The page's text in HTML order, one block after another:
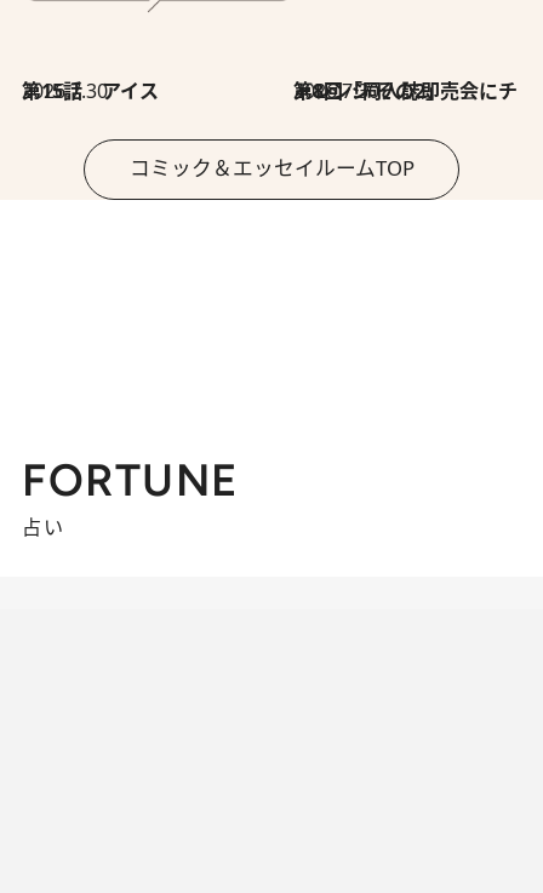
2026.7.30
第15話 アイス 2026.7.30
第8回「同人誌即売会にチャレンジ その2」
コミック＆エッセイルームTOP
FORTUNE
占い